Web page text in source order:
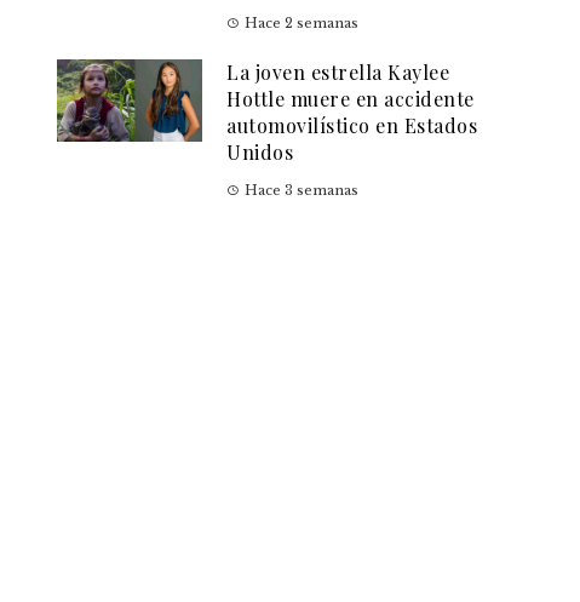
Hace 2 semanas
La joven estrella Kaylee
Hottle muere en accidente
automovilístico en Estados
Unidos
Hace 3 semanas